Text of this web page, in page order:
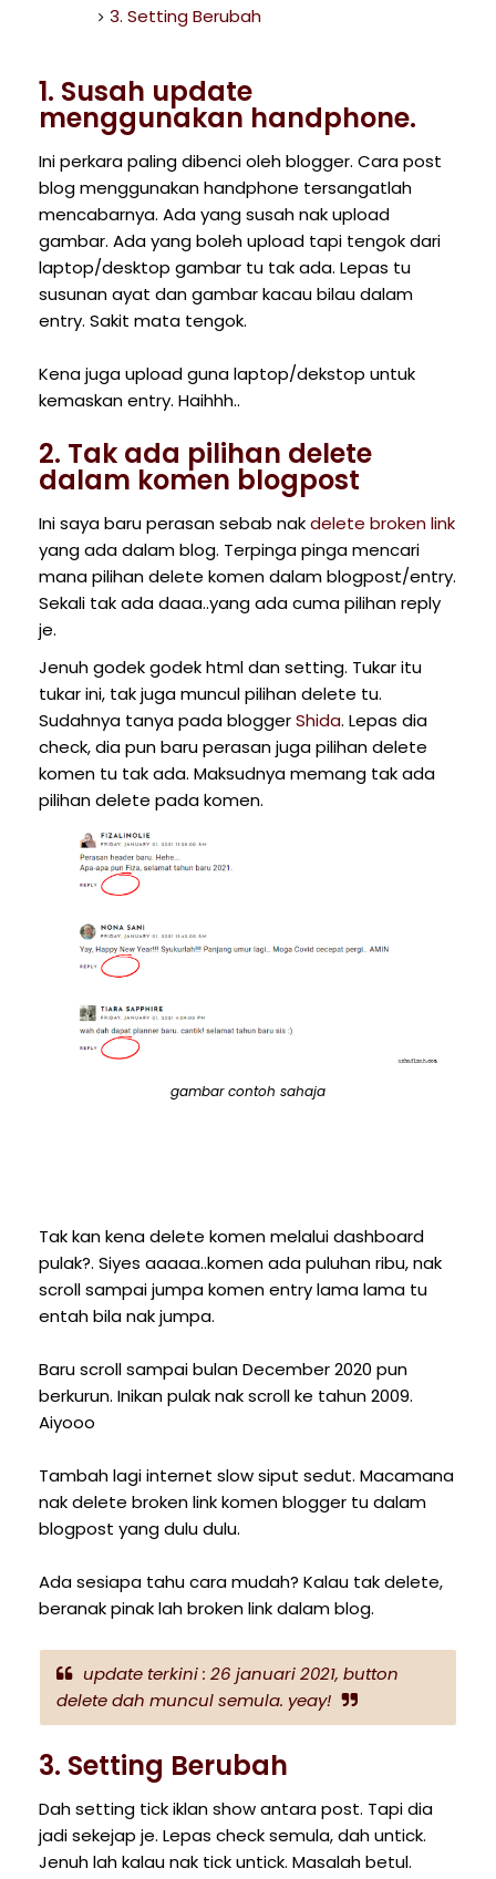
3. Setting Berubah
1. Susah update
menggunakan handphone.
Ini perkara paling dibenci oleh blogger. Cara post
blog menggunakan handphone tersangatlah
mencabarnya. Ada yang susah nak upload
gambar. Ada yang boleh upload tapi tengok dari
laptop/desktop gambar tu tak ada. Lepas tu
susunan ayat dan gambar kacau bilau dalam
entry. Sakit mata tengok.
Kena juga upload guna laptop/dekstop untuk
kemaskan entry. Haihhh..
2. Tak ada pilihan delete
dalam komen blogpost
Ini saya baru perasan sebab nakdelete broken link
yang ada dalam blog. Terpinga pinga mencari
mana pilihan delete komen dalam blogpost/entry.
Sekali tak ada daaa..yang ada cuma pilihan reply
je.
Jenuh godek godek html dan setting. Tukar itu
tukar ini, tak juga muncul pilihan delete tu.
Sudahnya tanya pada bloggerShida. Lepas dia
check, dia pun baru perasan juga pilihan delete
komen tu tak ada. Maksudnya memang tak ada
pilihan delete pada komen.
gambar contoh sahaja
Tak kan kena delete komen melalui dashboard
pulak?. Siyes aaaaa..komen ada puluhan ribu, nak
scroll sampai jumpa komen entry lama lama tu
entah bila nak jumpa.
Baru scroll sampai bulan December 2020 pun
berkurun. Inikan pulak nak scroll ke tahun 2009.
Aiyooo
Tambah lagi internet slow siput sedut. Macamana
nak delete broken link komen blogger tu dalam
blogpost yang dulu dulu.
Ada sesiapa tahu cara mudah? Kalau tak delete,
beranak pinak lah broken link dalam blog.
update terkini : 26 januari 2021, button
delete dah muncul semula. yeay!
3. Setting Berubah
Dah setting tick iklan show antara post. Tapi dia
jadi sekejap je. Lepas check semula, dah untick.
Jenuh lah kalau nak tick untick. Masalah betul.